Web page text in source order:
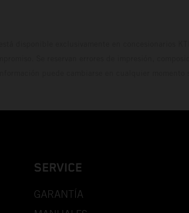
SERVICE
GARANTÍA